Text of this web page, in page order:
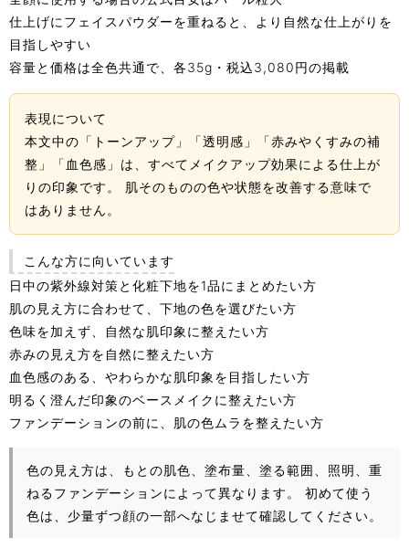
仕上げにフェイスパウダーを重ねると、より自然な仕上がりを
目指しやすい
容量と価格は全色共通で、各35g・税込3,080円の掲載
表現について
本文中の「トーンアップ」「透明感」「赤みやくすみの補
整」「血色感」は、すべてメイクアップ効果による仕上が
りの印象です。 肌そのものの色や状態を改善する意味で
はありません。
こんな方に向いています
日中の紫外線対策と化粧下地を1品にまとめたい方
肌の見え方に合わせて、下地の色を選びたい方
色味を加えず、自然な肌印象に整えたい方
赤みの見え方を自然に整えたい方
血色感のある、やわらかな肌印象を目指したい方
明るく澄んだ印象のベースメイクに整えたい方
ファンデーションの前に、肌の色ムラを整えたい方
色の見え方は、もとの肌色、塗布量、塗る範囲、照明、重
ねるファンデーションによって異なります。 初めて使う
色は、少量ずつ顔の一部へなじませて確認してください。